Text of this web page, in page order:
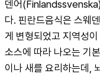
덴어
다. 핀란드음식은 스웨
게 변형되었고 지역성
소스에 따라 나오는 기
이나 새를 요리하는데,